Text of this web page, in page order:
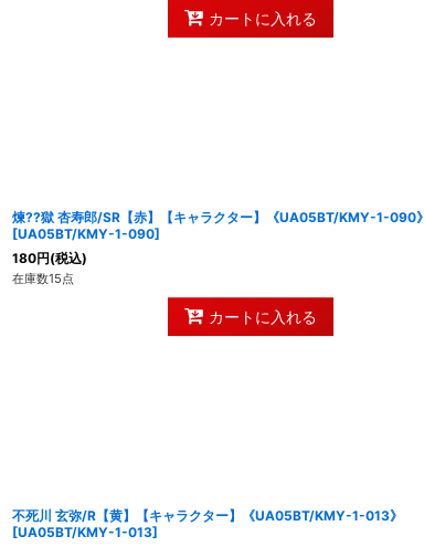
カートに入れる
煉??獄 杏寿郎/SR【赤】【キャラクター】《UA05BT/KMY-1-090》
[UA05BT/KMY-1-090]
180円(税込)
在庫数15点
カートに入れる
不死川 玄弥/R【黄】【キャラクター】《UA05BT/KMY-1-013》
[UA05BT/KMY-1-013]